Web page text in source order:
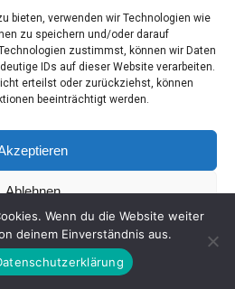
bieten, verwenden wir Technologien wie
zu speichern und/oder darauf
zustimmst, können wir Daten
IDs auf dieser Website verarbeiten.
erteilst oder zurückziehst, können
beeinträchtigt werden.
Ablehnen
ansehen
Daten­schutz Impres­sum
TWEET
– vol­ler Erfolg bei Lesung
Groot in Wes­t­ov­er­le­din­gen |
13.06. in Leer
aus dem Land­kreis Leer
Unfall­flucht & Fah­ren ohne
Leer & Rhau­der­fehn: Dro­gen
Fah­rer­flucht & Unfall mit
& Frau­en­power:
Wenn du die Website weiter
deinem Einverständnis aus.